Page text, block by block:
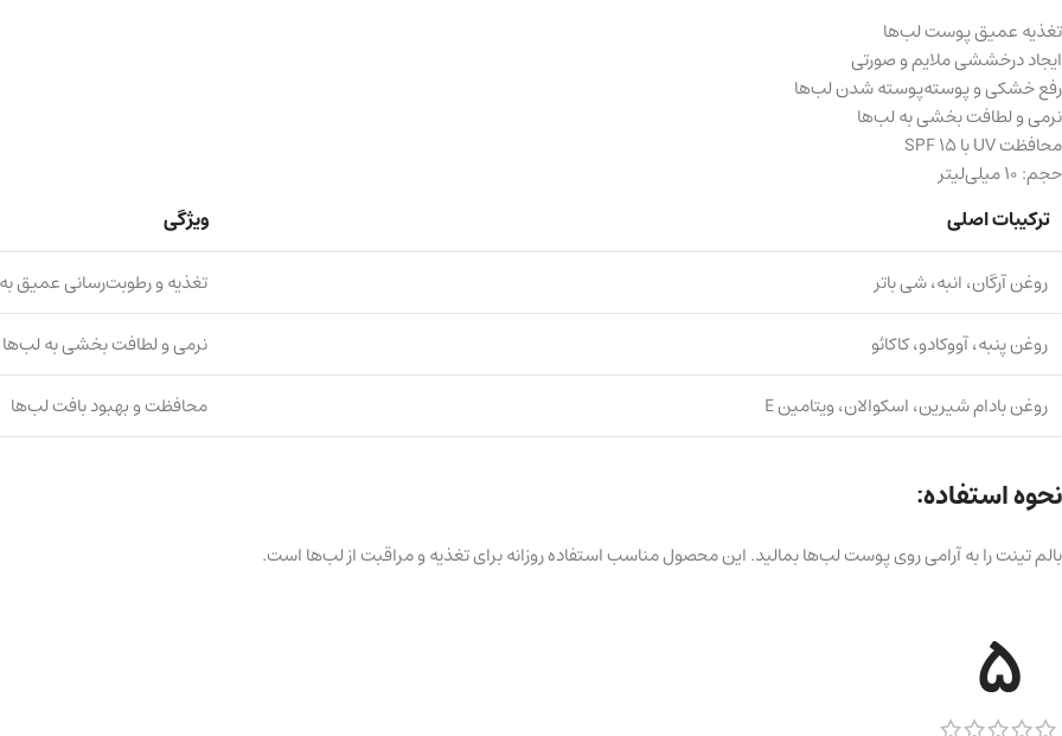
تغذیه عمیق پوست لب‌ها
ایجاد درخششی ملایم و صورتی
رفع خشکی و پوسته‌پوسته شدن لب‌ها
نرمی و لطافت بخشی به لب‌ها
محافظت UV با SPF 15
حجم: 10 میلی‌لیتر
ترکیبات اصلی ویژگی
روغن آرگان، انبه، شی‌ باتر
تغذیه و رطوبت‌رسانی عمیق
روغن پنبه، آووکادو، کاکائو
نرمی و لطافت بخشی به لب‌ها
روغن بادام شیرین، اسکوالان، ویتامین E
محافظت و بهبود بافت لب‌ها
نحوه استفاده:
بالم تینت را به آرامی روی پوست لب‌ها بمالید. این محصول مناسب استفاده روزانه برای تغذیه و مراقبت از لب‌ها است.
5